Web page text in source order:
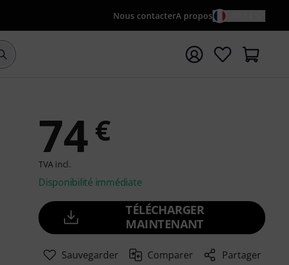
Nous contacterA propos
Démarrer la recherche avec le terme de recherche
74 €
TVA incl.
Disponibilité immédiate
TÉLÉCHARGER
MAINTENANT
Sauvegarder Comparer Partager